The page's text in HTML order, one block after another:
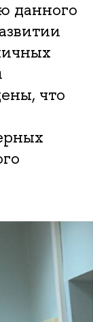
данного
что